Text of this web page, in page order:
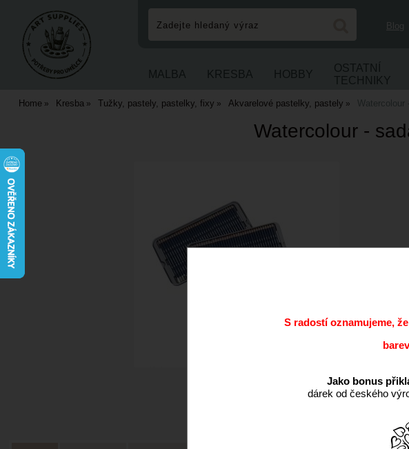
Blog
MALBA KRESBA HOBBY
OSTATNÍ
TECHNIKY
Home Kresba Tužky, pastely, pastelky, fixy Akvarelové pastelky, pastely Watercolour
Watercolour -
S radostí oznamujeme,
Jako bonus
dárek od českého